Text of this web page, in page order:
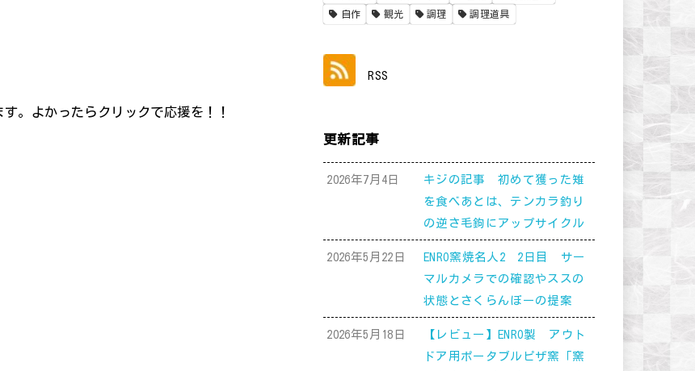
。よかったらクリックで応援を！！
自作 観光 調理 調理道具
RSS
更新記事
2026年7月4日
キジの記事 初めて獲った雉
を食べあとは、テンカラ釣り
の逆さ毛鉤にアップサイクル
2026年5月22日
ENRO窯焼名人2 2日目 サー
マルカメラでの確認やススの
状態とさくらんぼーの提案
2026年5月18日
【レビュー】ENRO製 アウト
ドア用ポータブルピザ窯「窯